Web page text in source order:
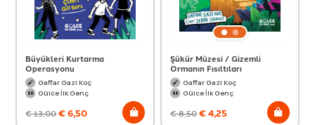
Büyükleri Kurtarma
Operasyonu
Gaffar Gazi Koç
Gülce İlk Genç
€13,00€6,50
Şükür Müzesi / Gizemli
Ormanın Fısıltıları
Gaffar Gazi Koç
Gülce İlk Genç
€8,50€4,25